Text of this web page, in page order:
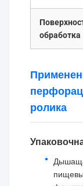
обработка
ролика